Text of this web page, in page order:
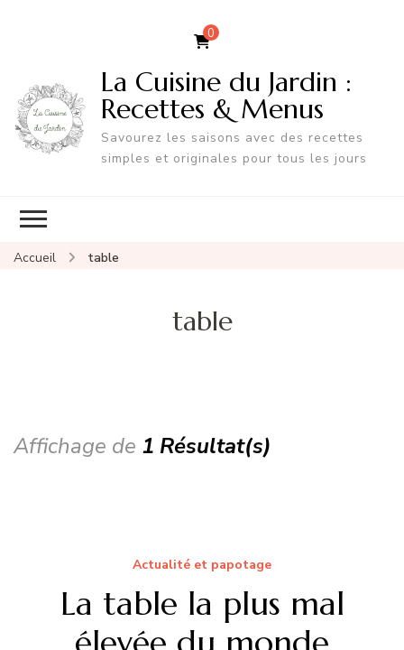
0
La Cuisine du Jardin :
Recettes & Menus
Savourez les saisons avec des recettes
simples et originales pour tous les jours
Accueil table
table
Affichage de 1 Résultat(s)
Actualité et papotage
La table la plus mal